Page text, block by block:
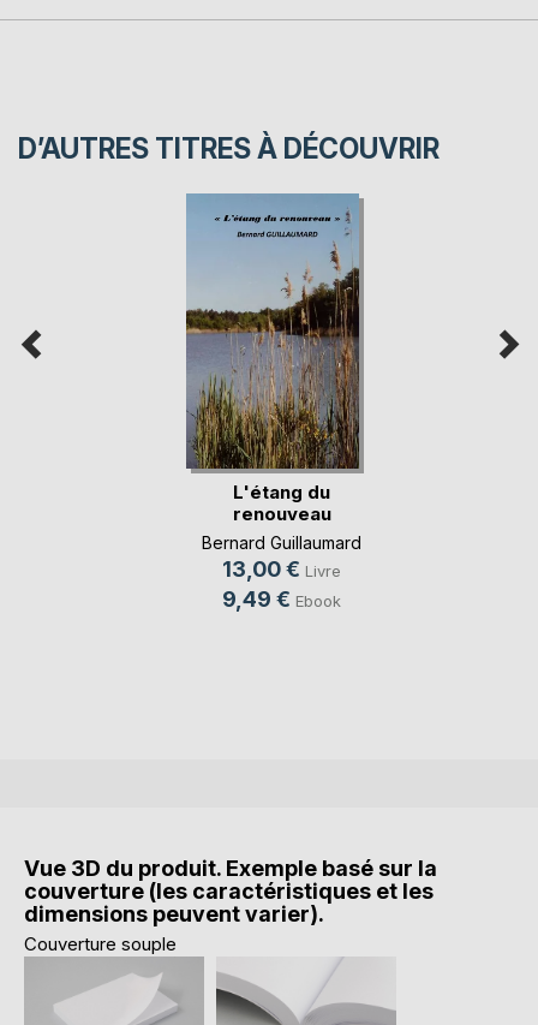
D’AUTRES TITRES À DÉCOUVRIR
L'étang du
renouveau
Bernard Guillaumard
13,00 € Livre
9,49 € Ebook
Vue 3D du produit. Exemple basé sur la
couverture (les caractéristiques et les
dimensions peuvent varier).
Couverture souple